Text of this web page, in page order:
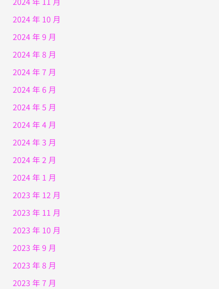
2024 年 10 月
2024 年 9 月
2024 年 8 月
2024 年 7 月
2024 年 6 月
2024 年 5 月
2024 年 4 月
2024 年 3 月
2024 年 2 月
2024 年 1 月
2023 年 12 月
2023 年 11 月
2023 年 10 月
2023 年 9 月
2023 年 8 月
2023 年 7 月